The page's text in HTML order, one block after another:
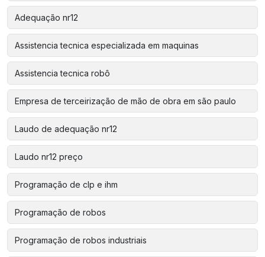
Adequação nr12
Assistencia tecnica especializada em maquinas
Assistencia tecnica robô
Empresa de terceirização de mão de obra em são paulo
Laudo de adequação nr12
Laudo nr12 preço
Programação de clp e ihm
Programação de robos
Programação de robos industriais